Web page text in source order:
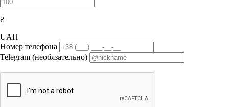
₴
UAH
Номер телефона
Telegram (необязательно)